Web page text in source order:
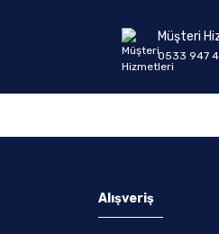
Müşteri
0533 947
Alışveriş